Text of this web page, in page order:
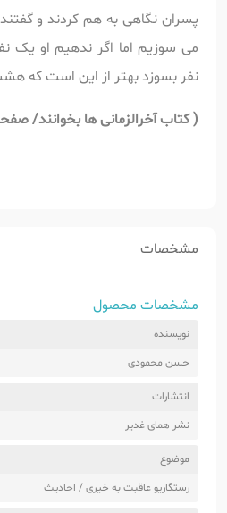
پسران نگاهی به هم کردند و
می سوزیم اما اگر ندهیم او
نفر بسوزد بهتر از این است که
(کتاب آخرالزمانی ها بخوانند/ صفحه 74 و
مشخصات
مشخصات محصول
نویسنده
حسن محمودی
انتشارات
نشر همای غدیر
موضوع
رستگاریو عاقبت به خیری / احادیث